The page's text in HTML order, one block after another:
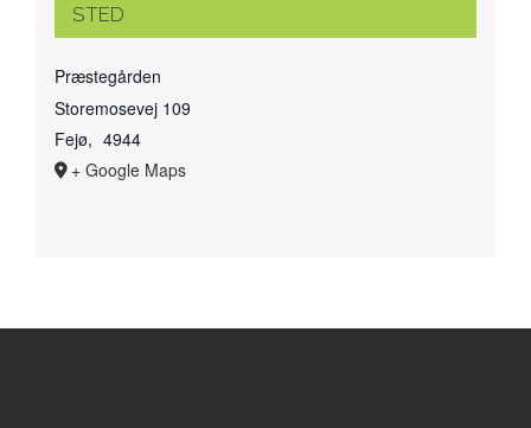
STED
Præstegården
Storemosevej 109
Fejø, 4944
+ Google Maps